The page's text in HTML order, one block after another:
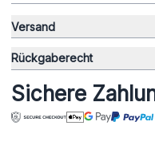
Versand
Rückgaberecht
Sichere